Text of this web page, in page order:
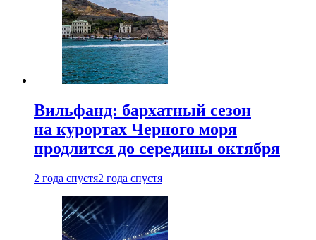
Вильфанд: бархатный сезон
на курортах Черного моря
продлится до середины октября
2 года спустя2 года спустя